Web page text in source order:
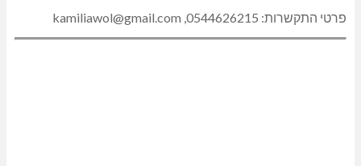
Link
פרטי התקשרות: 0544626215, kamiliawol@gmail.com